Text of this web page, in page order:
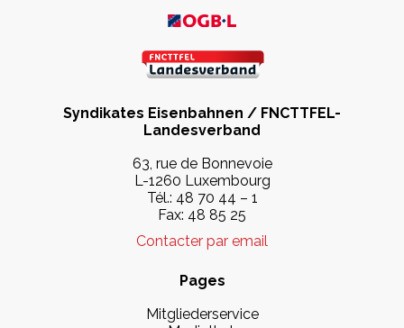
Syndikates Eisenbahnen / FNCTTFEL-
Landesverband
63, rue de Bonnevoie
L-1260 Luxembourg
Tél.: 48 70 44 – 1
Fax: 48 85 25
Contacter par email
Pages
Mitgliederservice